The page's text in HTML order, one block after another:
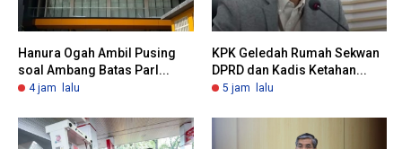
Hanura Ogah Ambil Pusing
soal Ambang Batas Parl...
4 jam lalu
KPK Geledah Rumah Sekwan
DPRD dan Kadis Ketahan...
5 jam lalu